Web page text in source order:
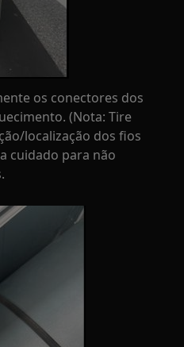
os conectores dos
(Nota: Tire
localização dos fios
cuidado para não